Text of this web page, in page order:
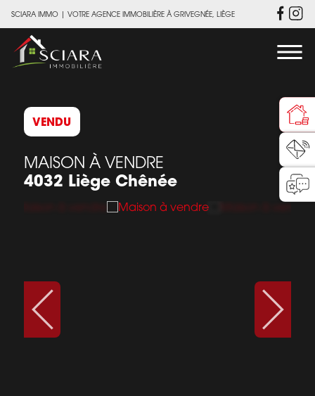
SCIARA IMMO | VOTRE AGENCE IMMOBILIÈRE À GRIVEGNÉE, LIÈGE
VENDU
MAISON À VENDRE
4032 Liège Chênée